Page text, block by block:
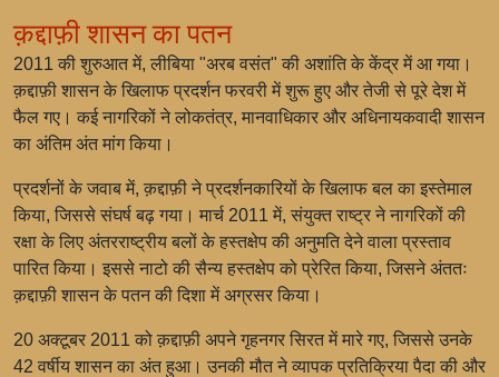
क़द्दाफ़ी शासन का पतन
2011 की शुरुआत में, लीबिया "अरब वसंत" की अशांति के केंद्र में आ गया।
क़द्दाफ़ी शासन के खिलाफ प्रदर्शन फरवरी में शुरू हुए और तेजी से पूरे देश में
फैल गए। कई नागरिकों ने लोकतंत्र, मानवाधिकार और अधिनायकवादी शासन
का अंतिम अंत मांग किया।
प्रदर्शनों के जवाब में, क़द्दाफ़ी ने प्रदर्शनकारियों के खिलाफ बल का इस्तेमाल
किया, जिससे संघर्ष बढ़ गया। मार्च 2011 में, संयुक्त राष्ट्र ने नागरिकों की
रक्षा के लिए अंतरराष्ट्रीय बलों के हस्तक्षेप की अनुमति देने वाला प्रस्ताव
पारित किया। इससे नाटो की सैन्य हस्तक्षेप को प्रेरित किया, जिसने अंततः
क़द्दाफ़ी शासन के पतन की दिशा में अग्रसर किया।
20 अक्टूबर 2011 को क़द्दाफ़ी अपने गृहनगर सिरत में मारे गए, जिससे उनके
42 वर्षीय शासन का अंत हुआ। उनकी मौत ने व्यापक प्रतिक्रिया पैदा की और